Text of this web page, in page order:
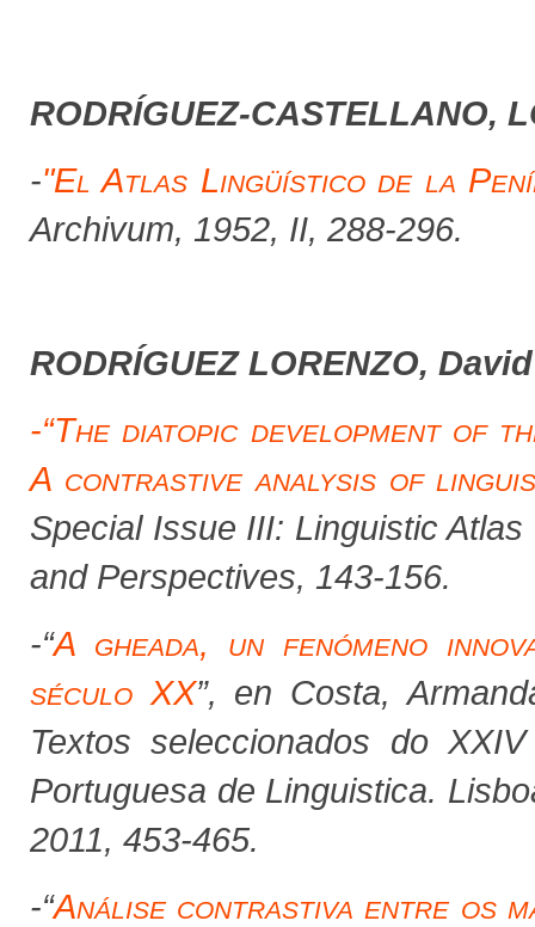
RODRÍGUEZ-CASTELLANO,
-"El Atlas Lingüístico de la
Archivum, 1952, II, 288-296.
RODRÍGUEZ LORENZO, David
-“The diatopic development of
A contrastive analysis of
Special Issue III: Linguistic
and Perspectives, 143-156.
-“A gheada, un fenómeno
século XX”, en Costa,
Textos seleccionados do
Portuguesa de Linguistica.
2011, 453-465.
-“Análise contrastiva entre os